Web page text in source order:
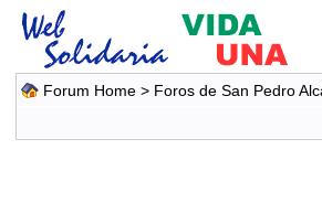
Forum Home> Foros de San Pedro